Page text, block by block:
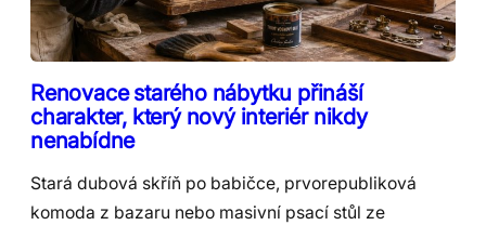
Renovace starého nábytku přináší
charakter, který nový interiér nikdy
nenabídne
Stará dubová skříň po babičce, prvorepubliková
komoda z bazaru nebo masivní psací stůl ze